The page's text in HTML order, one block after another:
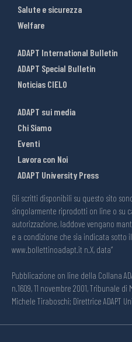
Salute e sicurezza
Welfare
ADAPT International Bulletin
ADAPT Special Bulletin
Noticias CIELO
ADAPT sui media
Chi Siamo
Eventi
Lavora con Noi
ADAPT University Press
Gli scritti disponibili su questo sito
singolarmente riprodotti on line o su
autorizzazione, laddove vengano
e a condizione che sia indicata sotto
www.bollettinoadapt.it n.X, data“
Pubblicazione on line della Collana
n.1609, 11 novembre 2001, Tribunale
Michele Tiraboschi; Direttrice ADAPT